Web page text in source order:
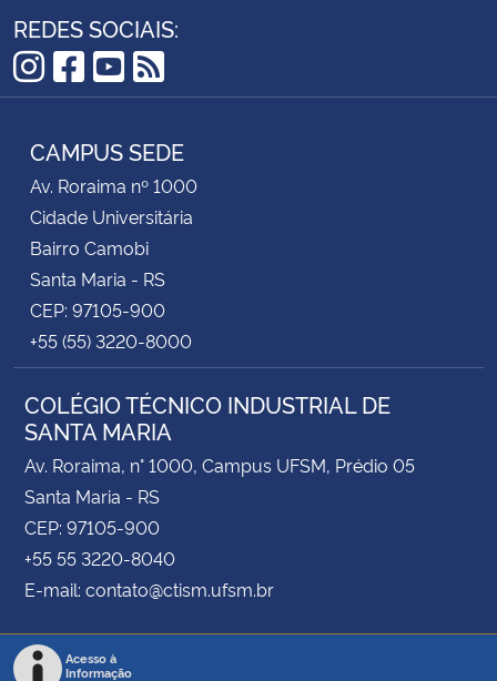
REDES SOCIAIS:
Instagram
Facebook
YouTube
RSS
CAMPUS SEDE
Av. Roraima nº 1000
Cidade Universitária
Bairro Camobi
Santa Maria - RS
CEP: 97105-900
+55 (55) 3220-8000
COLÉGIO TÉCNICO INDUSTRIAL DE
SANTA MARIA
Av. Roraima, n° 1000, Campus UFSM, Prédio 05
Santa Maria - RS
CEP: 97105-900
+55 55 3220-8040
E-mail: contato@ctism.ufsm.br
Acesso à
Informação